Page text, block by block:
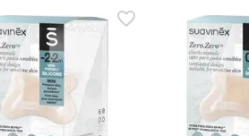
não hesites em contactar-